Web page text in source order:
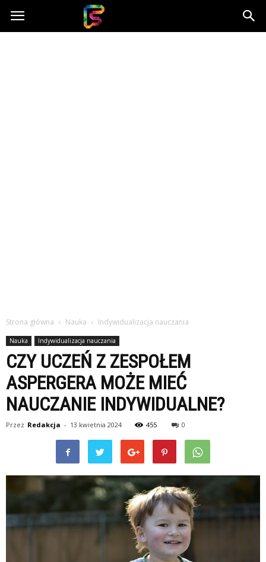
Fasingenergia.pl
Strona główna Nauka Indywidualizacja nauczania
Nauka Indywidualizacja nauczania
CZY UCZEŃ Z ZESPOŁEM
ASPERGERA MOŻE MIEĆ
NAUCZANIE INDYWIDUALNE?
Przez Redakcja - 13 kwietnia 2024 455 0